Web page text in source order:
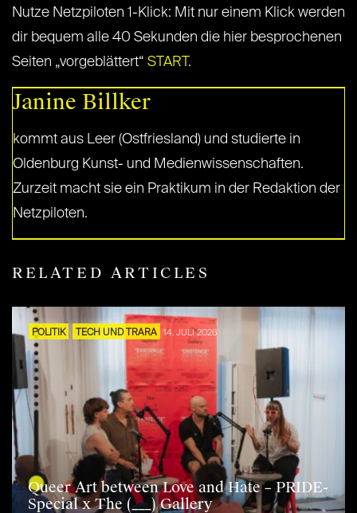
Nutze Netzpiloten 1-Klick: Mit nur einem Klick werden
dir bequem alle 40 Sekunden die hier besprochenen
Seiten „vorgeblättert“ START.
Janine Billker
kommt aus Leer (Ostfriesland) und studierte in
Oldenburg Kunst- und Medienwissenschaften.
Zurzeit macht sie ein Praktikum in der Redaktion der
Netzpiloten.
RELATED ARTICLES
POLITIK TECH UND TRARA 14. JULI 2026
Queer Art between Love and Hate – PRIDE-
Special x The (___) Gallery